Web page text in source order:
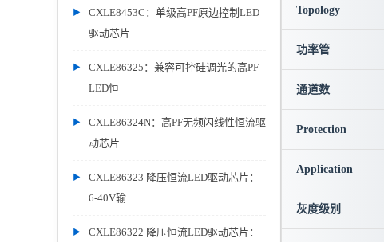
CXLE8453C：单级高PF原边控制LED
驱动芯片
CXLE86325：兼容可控硅调光的高PF
LED恒
CXLE86324N：高PF无频闪线性恒流驱
动芯片
CXLE86323 降压恒流LED驱动芯片：
6-40V输
CXLE86322 降压恒流LED驱动芯片：
Topology
功率管
通道数
Protection
Application
灰度级别